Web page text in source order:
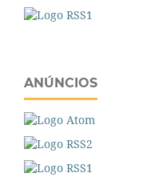
ANÚNCIOS